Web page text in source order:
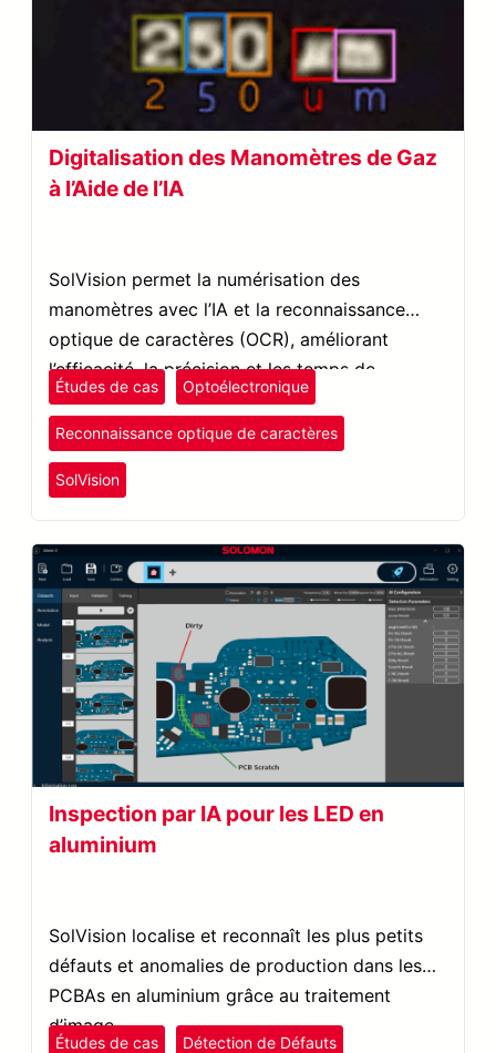
Digitalisation des Manomètres de Gaz
à l’Aide de l’IA
SolVision permet la numérisation des
manomètres avec l’IA et la reconnaissance
optique de caractères (OCR), améliorant
l’efficacité, la précision et les temps de
réponse dans les processus d’optélectronique
et de surveillance des gaz.
Études de cas Optoélectronique
Reconnaissance optique de caractères
SolVision
Inspection par IA pour les LED en
aluminium
SolVision localise et reconnaît les plus petits
défauts et anomalies de production dans les
PCBAs en aluminium grâce au traitement
d’image.
Études de cas Détection de Défauts